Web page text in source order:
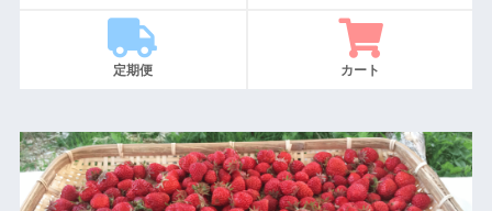
定期便 カート